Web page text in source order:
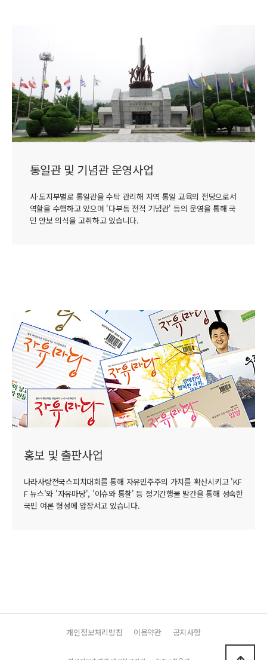
통일관 및 기념관 운영사업
시·도지부별로 통일관을 수탁 관리해 지역 통일 교육의 전당으로서
역할을 수행하고 있으며 '다부동 전적 기념관' 등의 운영을 통해 국
민 안보 의식을 고취하고 있습니다.
홍보 및 출판사업
나라사랑전국스피치대회를 통해 자유민주주의 가치를 확산시키고 'KF
F 뉴스'와 '자유마당', '이슈와 통찰' 등 정기간행물 발간을 통해 성숙한
국민 여론 형성에 앞장서고 있습니다.
개인정보처리방침 이용약관 공지사항